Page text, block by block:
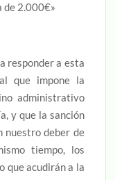
de 2.000€»
responder a esta
que impone la
administrativo
y que la sanción
nuestro deber de
tiempo, los
que acudirán a la